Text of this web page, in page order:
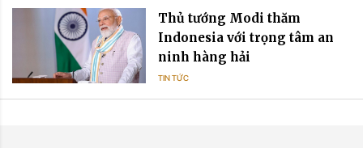
Thủ tướng Modi thăm
Indonesia với trọng tâm an
ninh hàng hải
TIN TỨC